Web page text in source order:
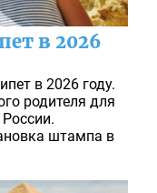
в 2026
в 2026 году.
родителя для
штампа в